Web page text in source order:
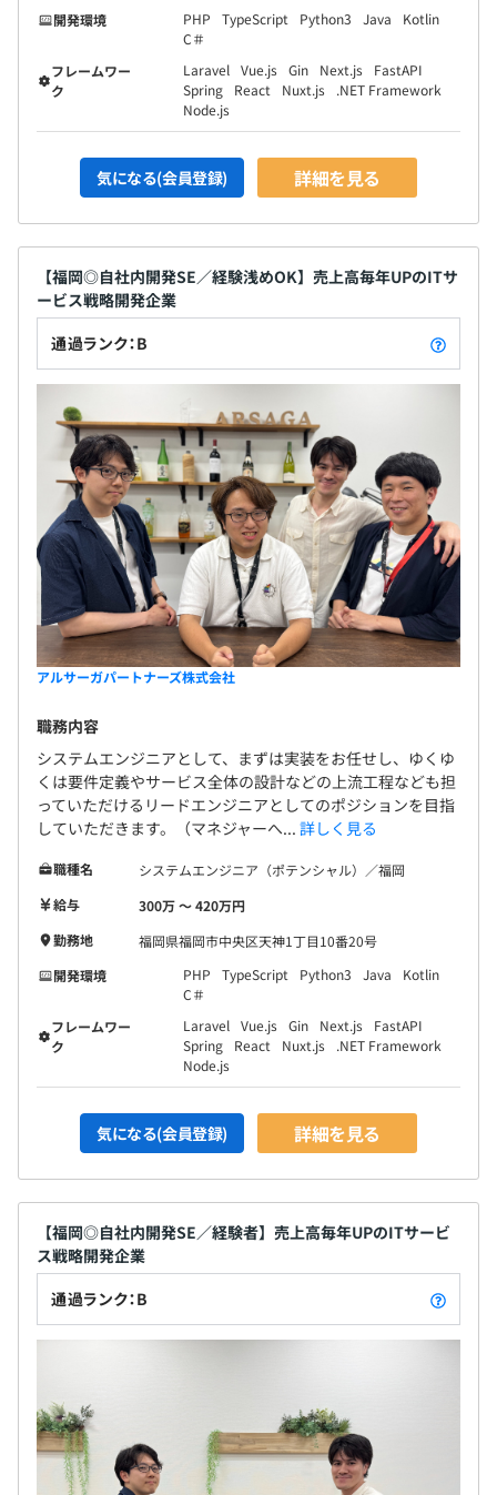
開発環境
PHP TypeScript Python3 Java
Kotlin
C＃
フレームワー
ク
Laravel Vue.js Gin Next.js
FastAPI
Spring
React Nuxt.js
.NET Framework
Node.js
気になる(会員登録) 詳細を見る
【福岡◎自社内開発SE／経験浅めOK】売上高毎年UPのITサ
ービス戦略開発企業
通過ランク：B
アルサーガパートナーズ株式会社
職務内容
システムエンジニアとして、まずは実装をお任せし、ゆくゆ
くは要件定義やサービス全体の設計などの上流工程なども担
っていただけるリードエンジニアとしてのポジションを目指
していただきます。（マネジャーへ... 詳しく見る
職種名
システムエンジニア（ポテンシャル）／福岡
給与
300万 〜 420万円
勤務地
福岡県福岡市中央区天神1丁目10番20号
開発環境
PHP TypeScript Python3 Java
Kotlin
C＃
フレームワー
ク
Laravel Vue.js Gin Next.js
FastAPI
Spring
React Nuxt.js
.NET Framework
Node.js
気になる(会員登録) 詳細を見る
【福岡◎自社内開発SE／経験者】売上高毎年UPのITサービ
ス戦略開発企業
通過ランク：B